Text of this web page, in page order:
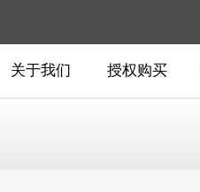
关于我们 授权购买